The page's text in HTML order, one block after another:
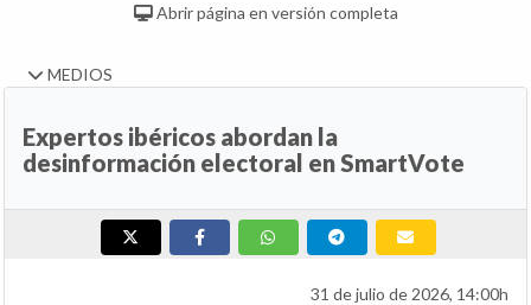
Abrir página en versión completa
MEDIOS
Expertos ibéricos abordan la
desinformación electoral en SmartVote
31 de julio de 2026, 14:00h